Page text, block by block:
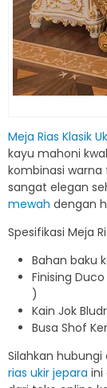
Meja Rias Klasik
kayu mahoni
kombinasi
sangat elegan
mewah dengan
Spesifikasi Meja
Bahan baku
Finising
)
Kain Jok
Busa Shof
Silahkan
rias ukir jepara ini